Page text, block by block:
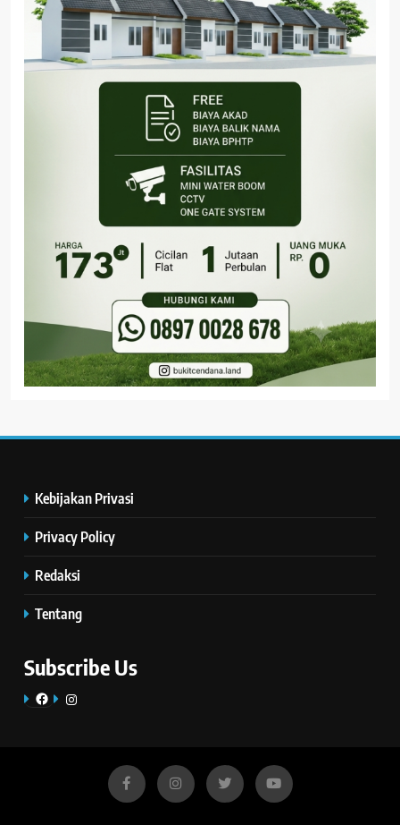
Kebijakan Privasi
Privacy Policy
Redaksi
Tentang
Subscribe Us
FacebookInstagram